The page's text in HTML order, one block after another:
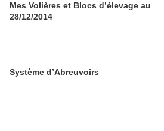
Mes Volières et Blocs d’élevage au
28/12/2014
Système d’Abreuvoirs